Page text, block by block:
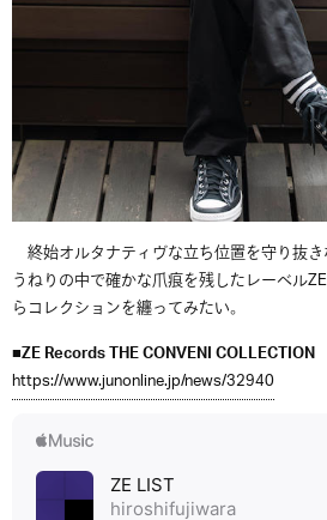
終始オルタナティヴな立ち位置を守り抜
うねりの中で確かな爪痕を残したレーベル
らコレクションを纏ってみたい。
■ZE Records THE CONVENI COLLECTION
https://www.junonline.jp/news/32940